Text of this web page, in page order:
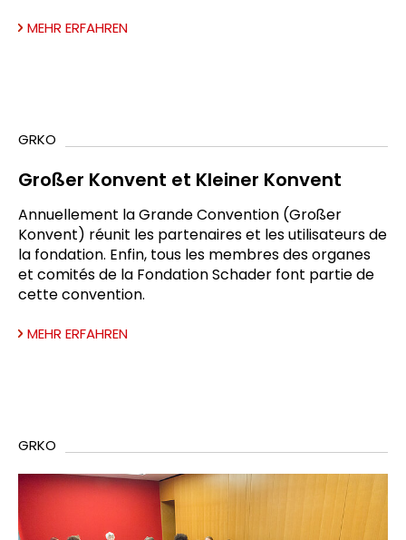
MEHR ERFAHREN
GRKO
Großer Konvent et Kleiner Konvent
Annuellement la Grande Convention (Großer
Konvent) réunit les partenaires et les utilisateurs de
la fondation. Enfin, tous les membres des organes
et comités de la Fondation Schader font partie de
cette convention.
MEHR ERFAHREN
GRKO